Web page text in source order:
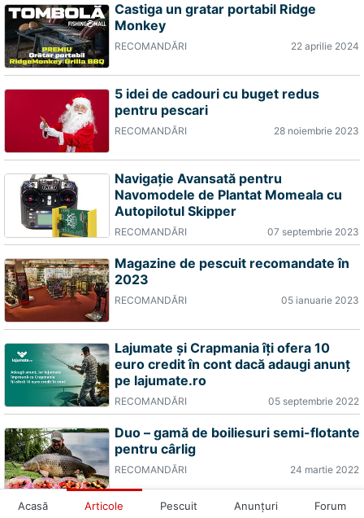
Castiga un gratar portabil Ridge
Monkey
RECOMANDĂRI 22 aprilie 2024
5 idei de cadouri cu buget redus
pentru pescari
RECOMANDĂRI 28 noiembrie 2023
Navigație Avansată pentru
Navomodele de Plantat Momeala cu
Autopilotul Skipper
RECOMANDĂRI 07 septembrie 2023
Magazine de pescuit recomandate în
2023
RECOMANDĂRI 05 ianuarie 2023
Lajumate și Crapmania îți ofera 10
euro credit în cont dacă adaugi anunț
pe lajumate.ro
RECOMANDĂRI 05 septembrie 2022
Duo – gamă de boiliesuri semi-flotante
pentru cârlig
RECOMANDĂRI 24 martie 2022
Acasă Articole Pescuit Anunţuri Forum